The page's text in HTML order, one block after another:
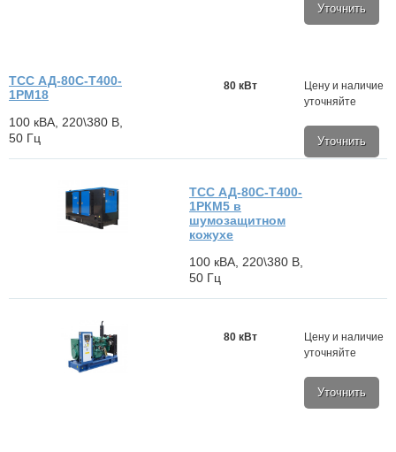
Уточнить
ТСС АД-80С-Т400-
1РМ18
100 кВА, 220\380 В,
50 Гц
Цену и наличие
уточняйте
Уточнить
80 кВт
ТСС АД-80С-Т400-
1РКМ5 в
шумозащитном
кожухе
100 кВА, 220\380 В,
50 Гц
Цену и наличие
уточняйте
Уточнить
80 кВт